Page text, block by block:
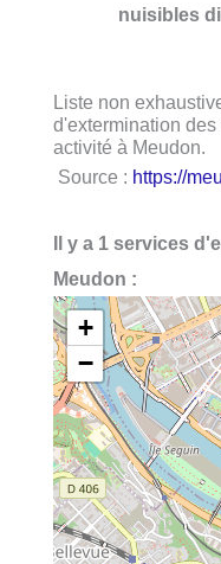
nuisibles
Liste non
d'extermination
activité à Meudon.
Source : https://
Il y a 1 services
Meudon :
+
−